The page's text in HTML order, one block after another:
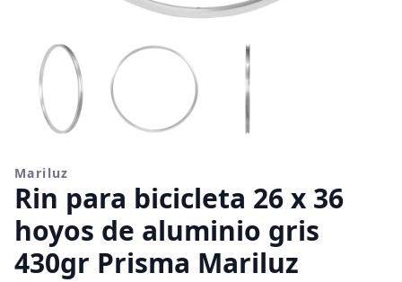
Mariluz
Rin para bicicleta 26 x 36
hoyos de aluminio gris
430gr Prisma Mariluz